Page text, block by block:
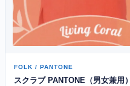
FOLK / PANTONE
スクラブ PANTONE（男女兼用）